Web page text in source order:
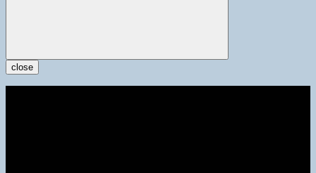
close